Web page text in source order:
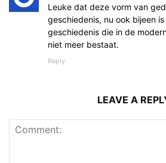
Leuke dat deze vorm van
geschiedenis, nu ook bijeen
geschiedenis die in de
niet meer bestaat.
Reply
LEAVE A